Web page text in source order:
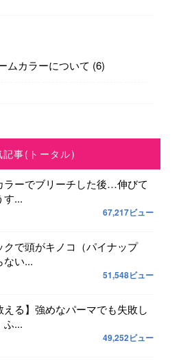
ムカラーについて (6)
記事(トータル)
ラーでブリーチした後…伸びて
す...
67,217ビュー
クで頭がキノコ（パイナップ
ない...
51,548ビュー
える】強めなパーマでも失敗し
ふ...
49,252ビュー